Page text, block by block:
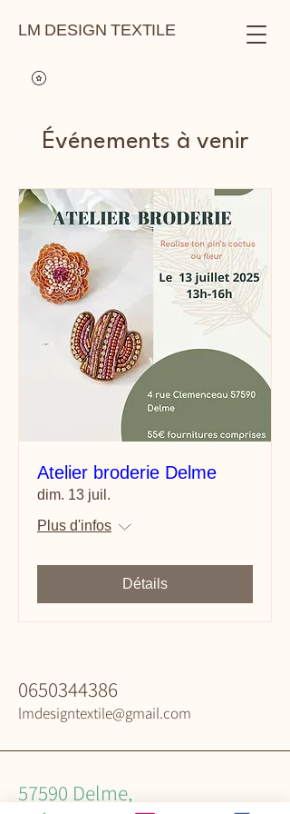
LM DESIGN TEXTILE
Événements à venir
Atelier broderie Delme
dim. 13 juil.
Plus d'infos
Détails
Contact & infos
0650344386
lmdesigntextile@gmail.com
57590 Delme,